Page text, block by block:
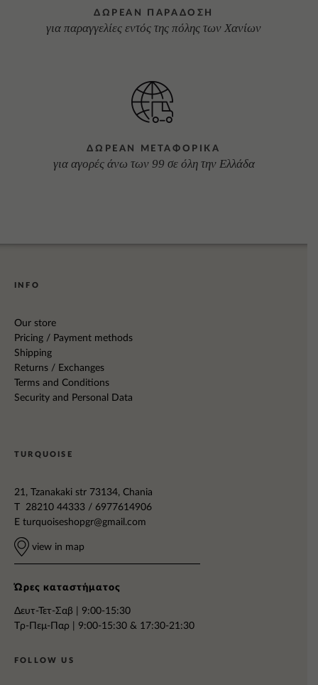
ΔΩΡΕΑΝ ΠΑΡΑΔΟΣΗ
για παραγγελίες εντός της πόλης των Χανίων
ΔΩΡΕΑΝ ΜΕΤΑΦΟΡΙΚΑ
για αγορές άνω των 99 σε όλη την Ελλάδα
INFO
Our store
Pricing / Payment methods
Shipping
Returns / Exchanges
Terms and Conditions
Security and Personal Data
TURQUOISE
21, Tzanakaki str 73134, Chania
T 28210 44333 / 6977614906
E turquoiseshopgr@gmail.com
view in map
Ώρες καταστήματος
Δευτ-Τετ-Σαβ | 9:00-15:30
Tρ-Πεμ-Παρ | 9:00-15:30 & 17:30-21:30
FOLLOW US